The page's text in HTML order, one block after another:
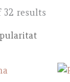
32 results